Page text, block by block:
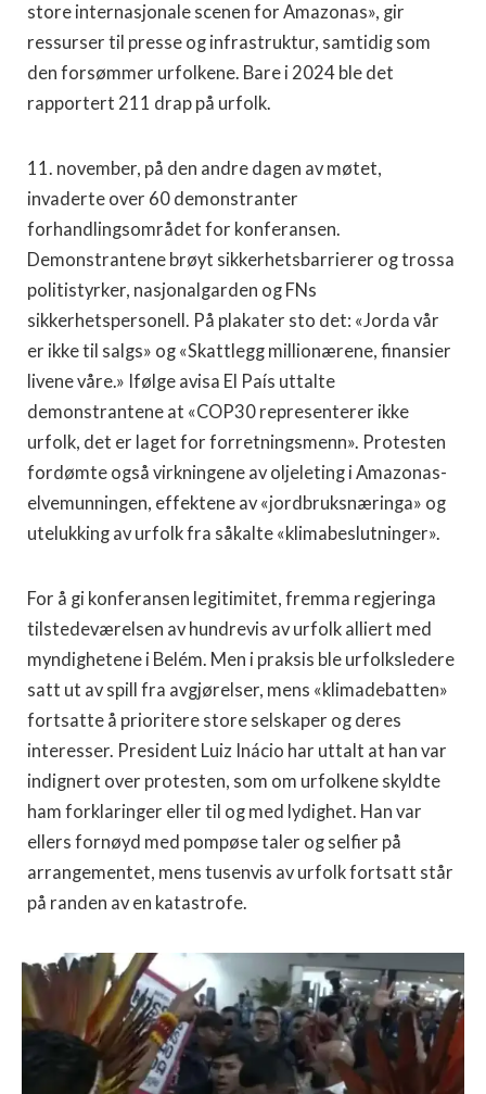
store internasjonale scenen for Amazonas», gir
ressurser til presse og infrastruktur, samtidig som
den forsømmer urfolkene. Bare i 2024 ble det
rapportert 211 drap på urfolk.
11. november, på den andre dagen av møtet,
invaderte over 60 demonstranter
forhandlingsområdet for konferansen.
Demonstrantene brøyt sikkerhetsbarrierer og trossa
politistyrker, nasjonalgarden og FNs
sikkerhetspersonell. På plakater sto det: «Jorda vår
er ikke til salgs» og «Skattlegg millionærene, finansier
livene våre.» Ifølge avisa El País uttalte
demonstrantene at «COP30 representerer ikke
urfolk, det er laget for forretningsmenn». Protesten
fordømte også virkningene av oljeleting i Amazonas-
elvemunningen, effektene av «jordbruksnæringa» og
utelukking av urfolk fra såkalte «klimabeslutninger».
For å gi konferansen legitimitet, fremma regjeringa
tilstedeværelsen av hundrevis av urfolk alliert med
myndighetene i Belém. Men i praksis ble urfolksledere
satt ut av spill fra avgjørelser, mens «klimadebatten»
fortsatte å prioritere store selskaper og deres
interesser. President Luiz Inácio har uttalt at han var
indignert over protesten, som om urfolkene skyldte
ham forklaringer eller til og med lydighet. Han var
ellers fornøyd med pompøse taler og selfier på
arrangementet, mens tusenvis av urfolk fortsatt står
på randen av en katastrofe.